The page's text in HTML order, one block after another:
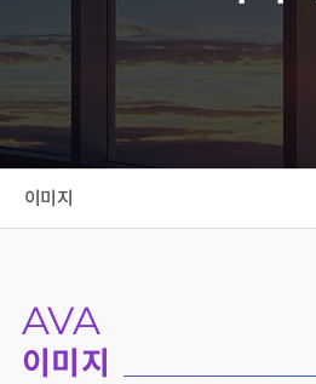
이미지
AVA
이미지